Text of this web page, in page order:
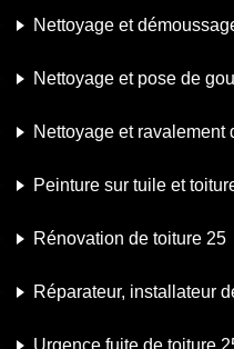
Nettoyage et
Nettoyage et pose de
Nettoyage et ravalement
Peinture sur tuile et
Rénovation de toiture 25
Réparateur, installateur
Urgence fuite de toiture